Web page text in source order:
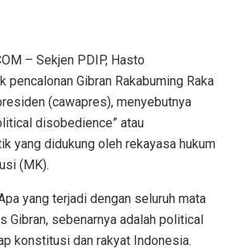
– Sekjen PDIP, Hasto
pencalonan Gibran Rakabuming Raka
(cawapres), menyebutnya
disobedience” atau
yang didukung oleh rekayasa hukum
(MK).
yang terjadi dengan seluruh mata
Gibran, sebenarnya adalah political
konstitusi dan rakyat Indonesia.